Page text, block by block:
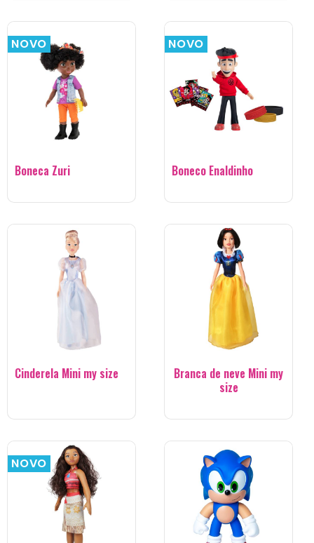
NOVO
Boneca Zuri
NOVO
Boneco Enaldinho
Cinderela Mini my size
Branca de neve Mini my
size
NOVO